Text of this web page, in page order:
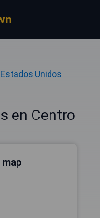
Estados Unidos
en Centro
map